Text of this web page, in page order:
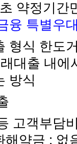
약정기간
융 특별우
형식 한도
대출 내에
방식
고객부담
해약금 : 없